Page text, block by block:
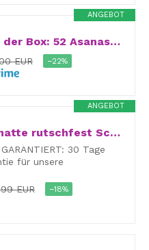
ANGEBOT
Office-Yoga in der Box: 52 Asanas zum Dehnen, Lockern und Entspannen | Karten mit Übungen für Büro und Homeoffice, gegen Rücken- und Kopfschmerzen, für bessere Konzentration
EUR −22%
ANGEBOT
YOGATI Yogamatte rutschfest Schadstofffrei, mit Tragegurt. Yoga Matte mit Ausrichtungslinien. Ideal Yogamatten als Gymnastikmatte, Sportmatte, Fitnessmatte, Jogamatte – Yoga mat
30 Tage
für unsere
EUR
−18%